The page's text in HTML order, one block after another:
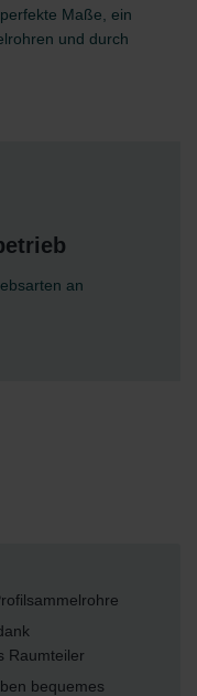
Maße, ein
und durch
an
Raumteiler
bequemes